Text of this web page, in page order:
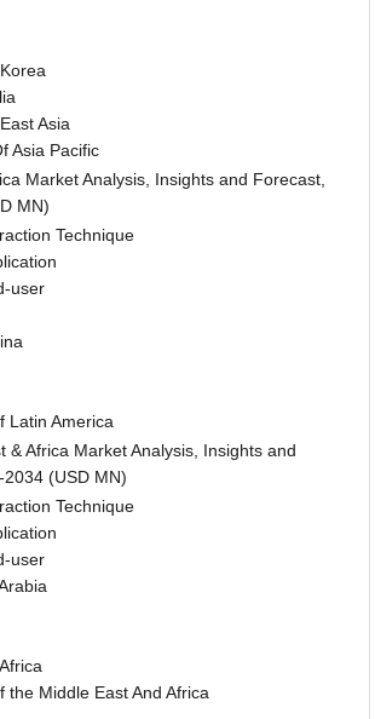
Asia
Asia Pacific
Market Analysis, Insights and Forecast,
MN)
Technique
user
Latin America
& Africa Market Analysis, Insights and
(USD MN)
Technique
user
the Middle East And Africa